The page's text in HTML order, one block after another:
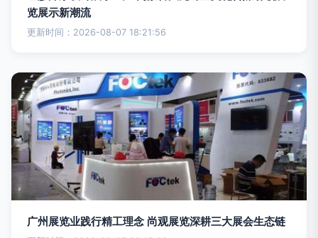
览展示新潮流
更新时间：2026-08-07 18:21:56
广州展览业践行精工理念 尚观展览深耕三大展会生态链